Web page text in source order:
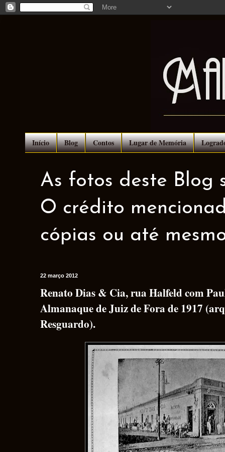
Início Blog Contos Lugar de Memória
As fotos deste Blog
O crédito
cópias ou até
22 março 2012
Renato Dias & Cia, rua Halfeld com
Almanaque de Juiz de Fora de 1917
Resguardo).